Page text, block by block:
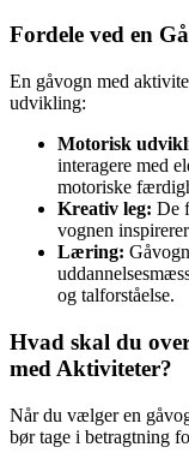
Fordele ved en
En gåvogn med
udvikling:
Motorisk
interagere med
motoriske
Kreativ leg: De
vognen
Læring:
og talforståelse.
Hvad skal du
med Aktiviteter?
Når du vælger en
bør tage i betragtning